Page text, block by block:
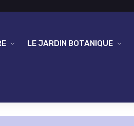
LE JARDIN BOTANIQUE